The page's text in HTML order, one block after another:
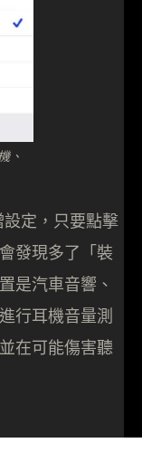
、
定，只要點擊
發現多了「裝
是汽車音響、
行耳機音量測
在可能傷害聽